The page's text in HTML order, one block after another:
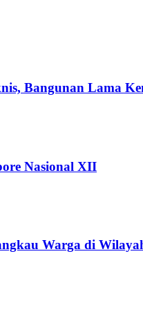
Bangunan Lama
Nasional XII
Warga di